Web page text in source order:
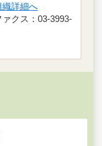
織詳細へ
クス：03-3993-